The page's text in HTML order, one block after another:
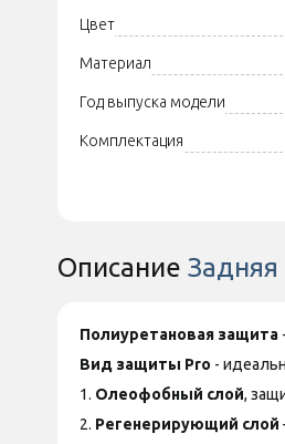
Цвет
Материал
Год выпуска модели
Комплектация
Описание Задняя
Полиуретановая защита
Вид защиты Pro -
1. Олеофобный слой,
2. Регенерирующий слой